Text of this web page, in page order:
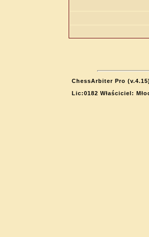
ChessArbiter Pro
Lic:0182 Właściciel: